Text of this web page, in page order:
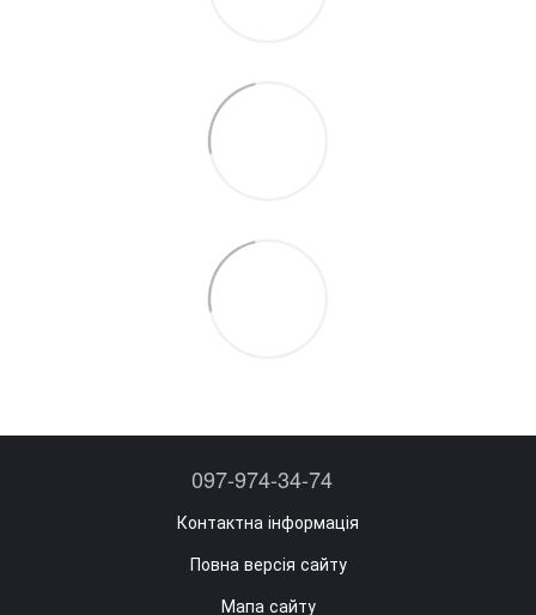
097-974-34-74
Контактна інформація
Повна версія сайту
Мапа сайту